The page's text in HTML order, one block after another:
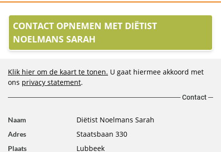
CONTACT OPNEMEN MET DIËTIST
NOELMANS SARAH
Klik hier om de kaart te tonen. U gaat hiermee akkoord met
ons privacy statement.
Contact
Naam Diëtist Noelmans Sarah
Adres Staatsbaan 330
Plaats Lubbeek